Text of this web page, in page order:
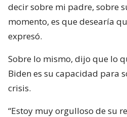
decir sobre mi padre, sobre
momento, es que desearía
expresó.
Sobre lo mismo, dijo que lo
Biden es su capacidad para
crisis.
“Estoy muy orgulloso de su